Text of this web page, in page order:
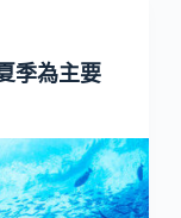
季為主要